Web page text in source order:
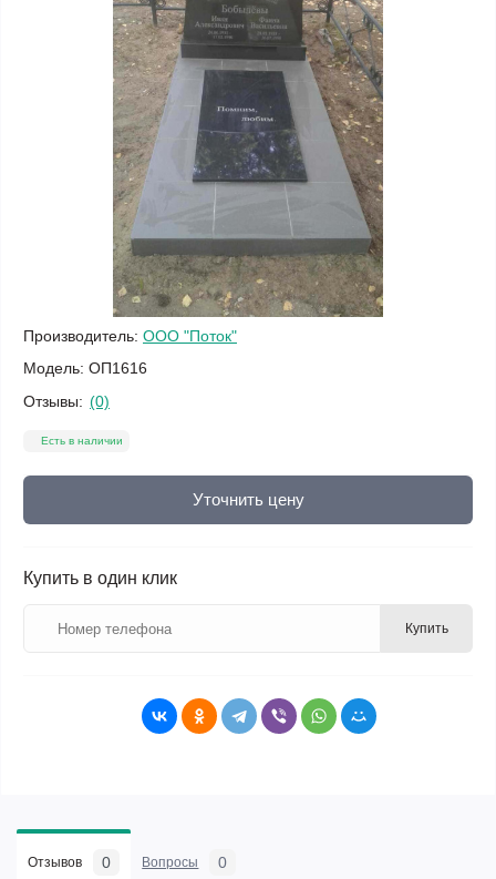
Производитель: ООО "Поток"
Модель: ОП1616
Отзывы: (0)
Есть в наличии
Уточнить цену
Купить в один клик
Купить
Отзывов 0 Вопросы 0